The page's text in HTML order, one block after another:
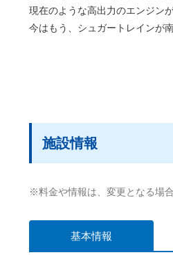
現在のような高出力のエンジン
今はもう、シュガートレインが
施設情報
※料金や情報は、変更となる場
基本情報